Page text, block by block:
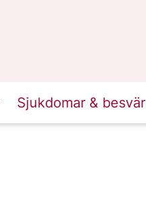
Sjukdomar & besvär